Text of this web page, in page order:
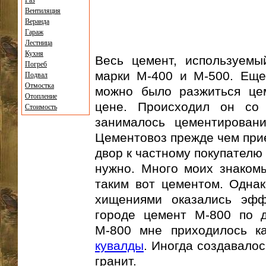
Весь цемент,
марки М-400 и М-500.
можно было разжиться
цене. Происходил он со
занималось
Цементовоз прежде чем
двор к частному
нужно. Много моих
таким вот цементом.
хищениями оказались
городе цемент М-800 по
М-800 мне приходилось
кувалды. Иногда
гранит.
Вентиляция
Веранда
Гараж
Лестница
Кухня
Погреб
Подвал
Отмостка
Отопление
Стоимость